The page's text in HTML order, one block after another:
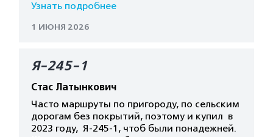
Узнать подробнее
1 ИЮНЯ 2026
Я-245-1
Стас Латынкович
Часто маршруты по пригороду, по сельским
дорогам без покрытий, поэтому и купил в
2023 году, Я-245-1, чтоб были понадежней.